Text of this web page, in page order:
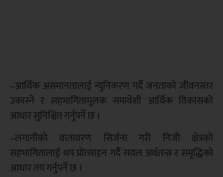
–आर्थिक असमानतालाई न्युनिकरण गर्दै जनताको जीवनस्तर
उकास्ने र सहभागितामूलक समावेशी आर्थिक विकासको
आधार सुनिश्चित गर्नुपर्ने छ ।
–लगानीको वातावरण सिर्जना गरी निजी क्षेत्रको
सहभागितालाई थप प्रोत्साहन गर्दै सवल अर्थतन्त्र र समृद्धिको
आधार तय गर्नुपर्ने छ ।